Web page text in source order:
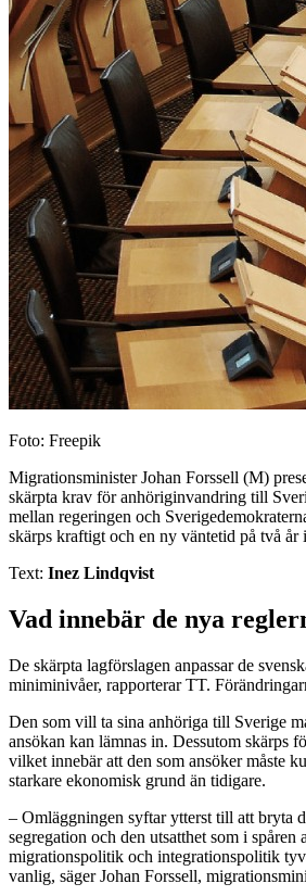
Foto: Freepik
Migrationsminister Johan Forssell (M)
skärpta krav för anhöriginvandring till
mellan regeringen och
skärps kraftigt och en ny väntetid på två år
Text: Inez Lindqvist
Vad innebär de nya
De skärpta lagförslagen anpassar de
miniminivåer, rapporterar TT.
Den som vill ta sina anhöriga till Sverige
ansökan kan lämnas in. Dessutom skärps
vilket innebär att den som ansöker måste
starkare ekonomisk grund än tidigare.
– Omläggningen syftar ytterst till att bryta
segregation och den utsatthet som i spåren
migrationspolitik och integrationspolitik
vanlig, säger Johan Forssell,